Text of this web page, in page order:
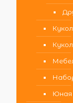
Юная